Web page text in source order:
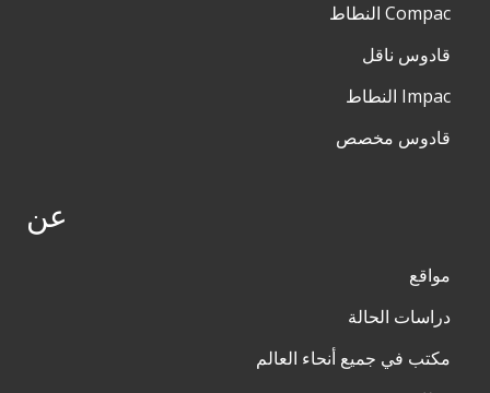
Compac النطاط
قادوس ناقل
Impac النطاط
قادوس مخصص
عن
مواقع
دراسات الحالة
مكتب في جميع أنحاء العالم